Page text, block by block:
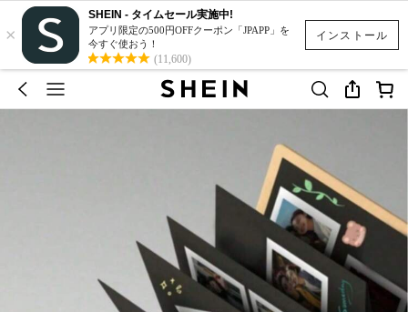
インストール
×
SHEIN - タイムセール実施中!
アプリ限定の500円OFFクーポン「JPAPP」を
今すぐ使おう！
(11,600)